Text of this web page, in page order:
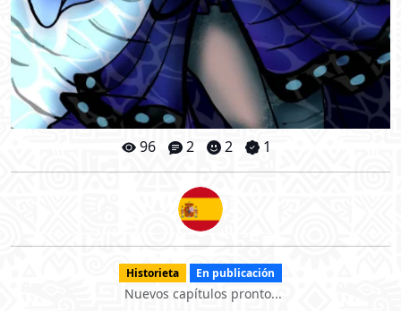
96 2 2 1
Historieta En publicación
Nuevos capítulos pronto...